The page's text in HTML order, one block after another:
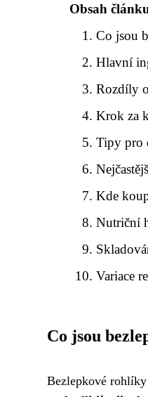
Obsah
Co jsou
Hlavní
Rozdíly
Krok za
Tipy pro
Kde
Nutriční
Variace
Co jsou
Bezlepkové